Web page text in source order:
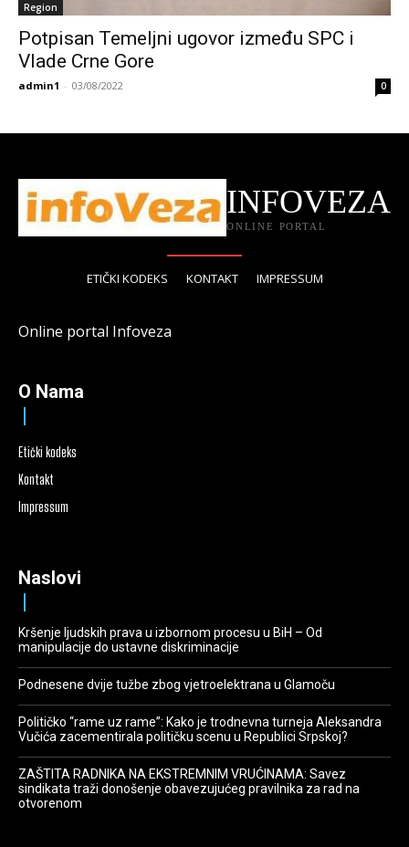
Region
Potpisan Temeljni ugovor između SPC i
Vlade Crne Gore
admin1 - 03/08/2022 0
INFOVEZA
ONLINE PORTAL
ETIČKI KODEKS KONTAKT IMPRESSUM
Online portal Infoveza
O Nama
Etički kodeks
Kontakt
Impressum
Naslovi
Kršenje ljudskih prava u izbornom procesu u BiH – Od
manipulacije do ustavne diskriminacije
Podnesene dvije tužbe zbog vjetroelektrana u Glamoču
Političko “rame uz rame”: Kako je trodnevna turneja Aleksandra
Vučića zacementirala političku scenu u Republici Srpskoj?
ZAŠTITA RADNIKA NA EKSTREMNIM VRUĆINAMA: Savez
sindikata traži donošenje obavezujućeg pravilnika za rad na
otvorenom